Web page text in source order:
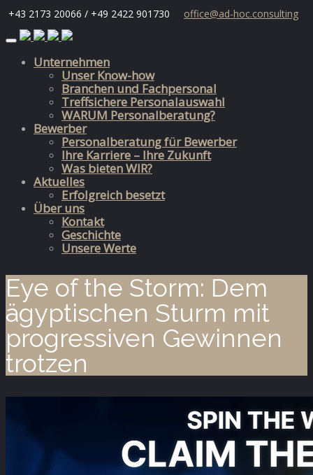
+43 2173 20066 / +49 2422 901730
office@ad-hoc.consulting
Skip
contentUnternehmen
Unser Know-how
Branchen und Fachpersonal
Treffsichere Personalauswahl
WARUM Personalberatung?
Bewerber
Personalberatung für Bewerber
Ihre Karriere – Ihre Zukunft
Was bieten WIR?
Aktuelles
Erfolgreich besetzt
Über uns
Kontakt
Geschichte
Unsere Werte
Eye of the Storm: Dem
ägyptischen Sturm mit
progressiven Gewinnen
trotzen